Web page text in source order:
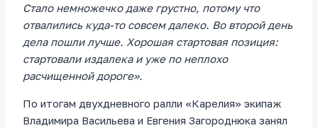
Стало немножечко даже грустно, потому что
отвалились куда-то совсем далеко. Во второй день
дела пошли лучше. Хорошая стартовая позиция:
стартовали издалека и уже по неплохо
расчищенной дороге».
По итогам двухдневного ралли «Карелия» экипаж
Владимира Васильева и Евгения Загороднюка занял